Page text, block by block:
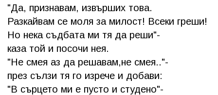
"Да, признавам, извърших това.
Разкайвам се моля за милост! Всеки греши!
Но нека съдбата ми тя да реши"-
каза той и посочи нея.
"Не смея аз да решавам,не смея.."-
през сълзи тя го изрече и добави:
"В сърцето ми е пусто и студено"-